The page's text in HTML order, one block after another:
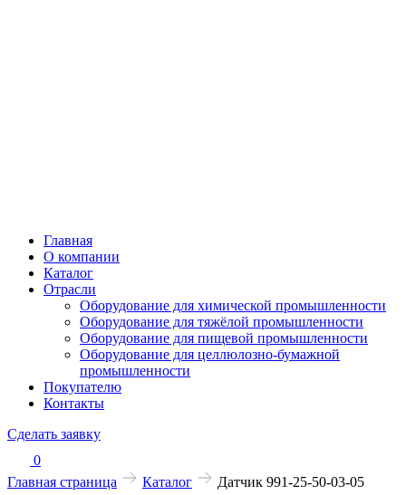
Главная
О компании
Каталог
Отрасли
Оборудование для химической промышленности
Оборудование для тяжёлой промышленности
Оборудование для пищевой промышленности
Оборудование для целлюлозно-бумажной
промышленности
Покупателю
Контакты
Сделать заявку
0
Главная страница
Каталог Датчик 991-25-50-03-05